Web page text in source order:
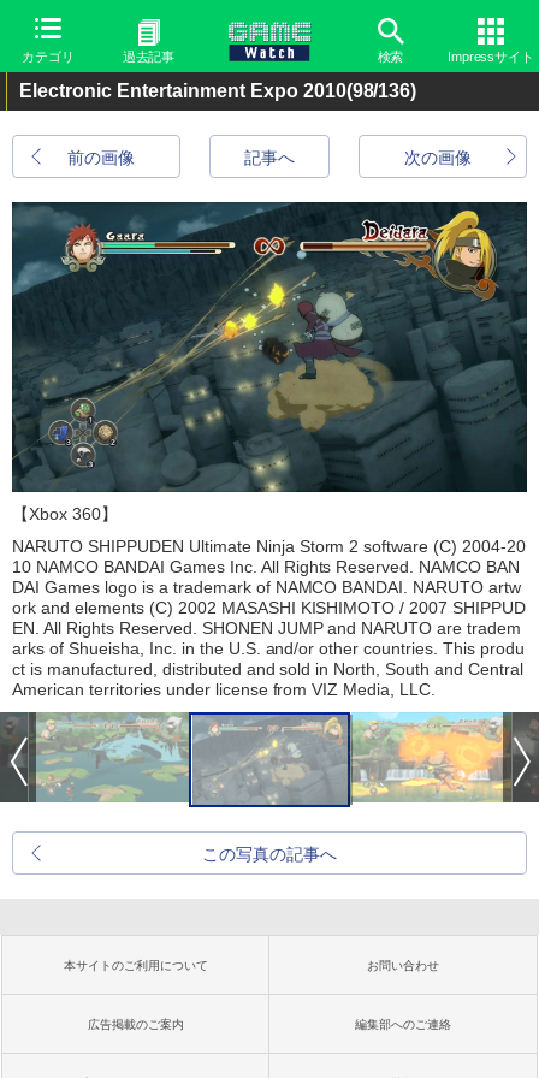
カテゴリ 過去記事 検索 Impressサイト
Electronic Entertainment Expo 2010(98/136)
前の画像 次の画像
記事へ
【Xbox 360】
NARUTO SHIPPUDEN Ultimate Ninja Storm 2 software (C) 2004-20
10 NAMCO BANDAI Games Inc. All Rights Reserved. NAMCO BAN
DAI Games logo is a trademark of NAMCO BANDAI. NARUTO artw
ork and elements (C) 2002 MASASHI KISHIMOTO / 2007 SHIPPUD
EN. All Rights Reserved. SHONEN JUMP and NARUTO are tradem
arks of Shueisha, Inc. in the U.S. and/or other countries. This produ
ct is manufactured, distributed and sold in North, South and Central
American territories under license from VIZ Media, LLC.
この写真の記事へ
本サイトのご利用について お問い合わせ
広告掲載のご案内 編集部へのご連絡